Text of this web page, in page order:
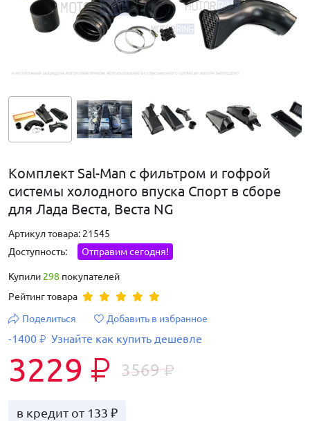
Комплект Sal-Man с фильтром и гофрой
системы холодного впуска Спорт в сборе
для Лада Веста, Веста NG
Артикул товара: 21545
Доступность:
Отправим сегодня!
Купили 298 покупателей
Рейтинг товара
Поделиться
Добавить в избранное
-1400 ₽ Узнайте как купить дешевле
3229 ₽ 3569₽
в кредит от 133 ₽